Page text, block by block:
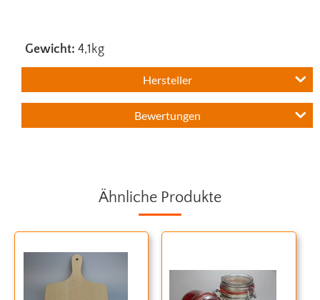
Gewicht: 4,1kg
Hersteller
Bewertungen
Ähnliche Produkte